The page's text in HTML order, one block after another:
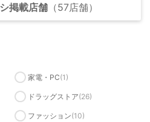
掲載店舗 （57店舗）
家電・PC(1)
ドラッグストア(26)
ファッション(10)